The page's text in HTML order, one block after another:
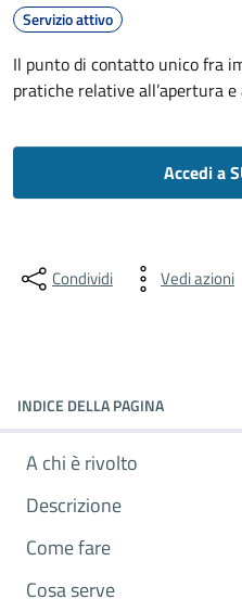
Servizio attivo
Il punto di contatto unico fra
pratiche relative all’apertura
Accedi a
Condividi Vedi azioni
INDICE DELLA PAGINA
A chi è rivolto
Descrizione
Come fare
Cosa serve